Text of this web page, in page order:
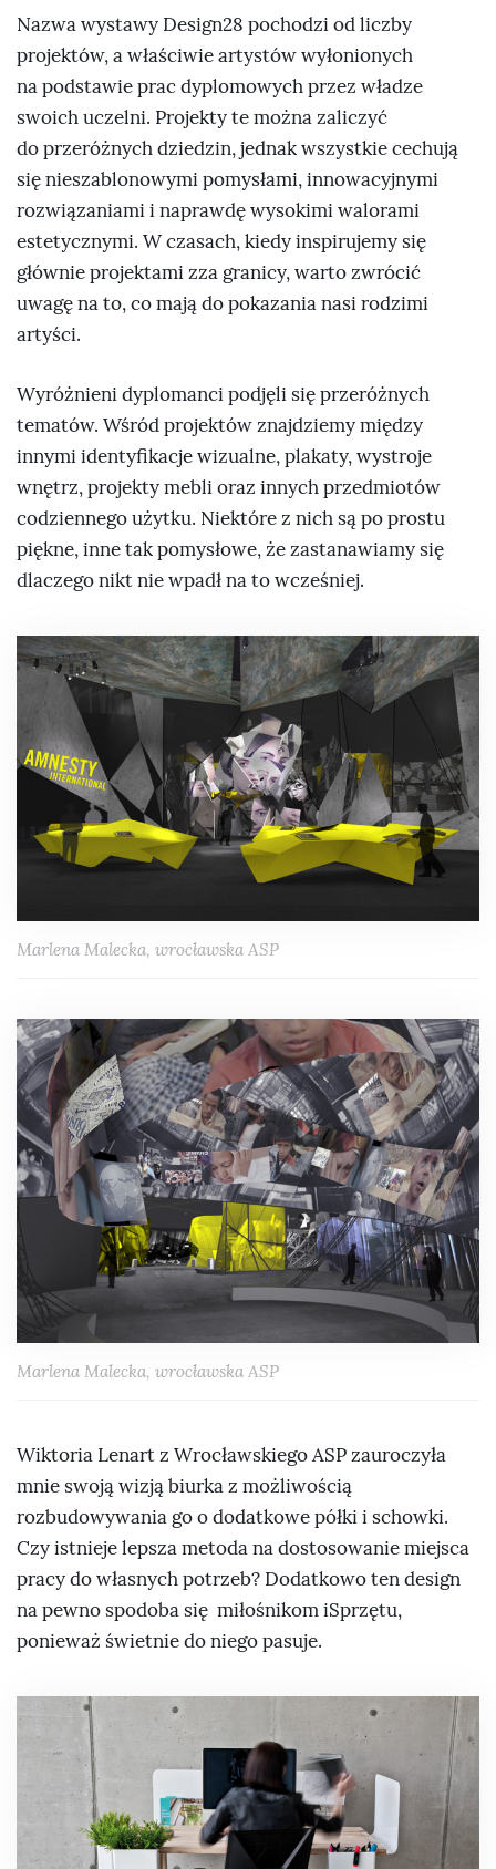
Nazwa wystawy Design28 pochodzi od liczby
projektów, a właściwie artystów wyłonionych
na podstawie prac dyplomowych przez władze
swoich uczelni. Projekty te można zaliczyć
do przeróżnych dziedzin, jednak wszystkie cechują
się nieszablonowymi pomysłami, innowacyjnymi
rozwiązaniami i naprawdę wysokimi walorami
estetycznymi. W czasach, kiedy inspirujemy się
głównie projektami zza granicy, warto zwrócić
uwagę na to, co mają do pokazania nasi rodzimi
artyści.
Wyróżnieni dyplomanci podjęli się przeróżnych
tematów. Wśród projektów znajdziemy między
innymi identyfikacje wizualne, plakaty, wystroje
wnętrz, projekty mebli oraz innych przedmiotów
codziennego użytku. Niektóre z nich są po prostu
piękne, inne tak pomysłowe, że zastanawiamy się
dlaczego nikt nie wpadł na to wcześniej.
Marlena Malecka, wrocławska ASP
Marlena Malecka, wrocławska ASP
Wiktoria Lenart z Wrocławskiego ASP zauroczyła
mnie swoją wizją biurka z możliwością
rozbudowywania go o dodatkowe półki i schowki.
Czy istnieje lepsza metoda na dostosowanie miejsca
pracy do własnych potrzeb? Dodatkowo ten design
na pewno spodoba się miłośnikom iSprzętu,
ponieważ świetnie do niego pasuje.